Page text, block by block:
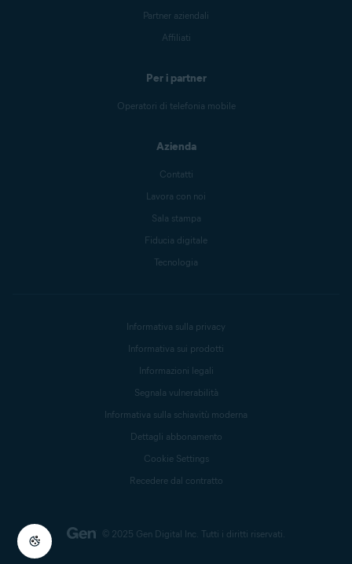
Partner aziendali
Affiliati
Per i partner
Operatori di telefonia mobile
Azienda
Contatti
Lavora con noi
Sala stampa
Fiducia digitale
Tecnologia
© 2025 Gen Digital Inc. Tutti i diritti riservati.
Informativa sulla privacy
Informativa sui prodotti
Informazioni legali
Segnala vulnerabilità
Informativa sulla schiavitù moderna
Dettagli abbonamento
Cookie Settings
Recedere dal contratto